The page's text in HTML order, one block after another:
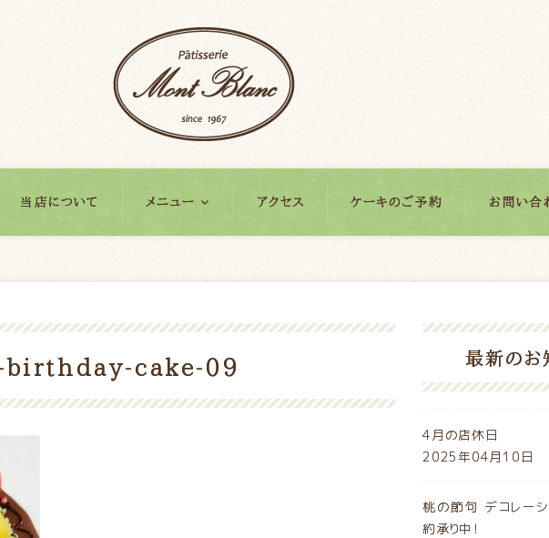
当店について メニュー アクセス ケーキのご予約 お問い合
birthday-cake-09 最新のお
4月の店休日
2025年04月10日
桃の節句 デコレー
約承り中！